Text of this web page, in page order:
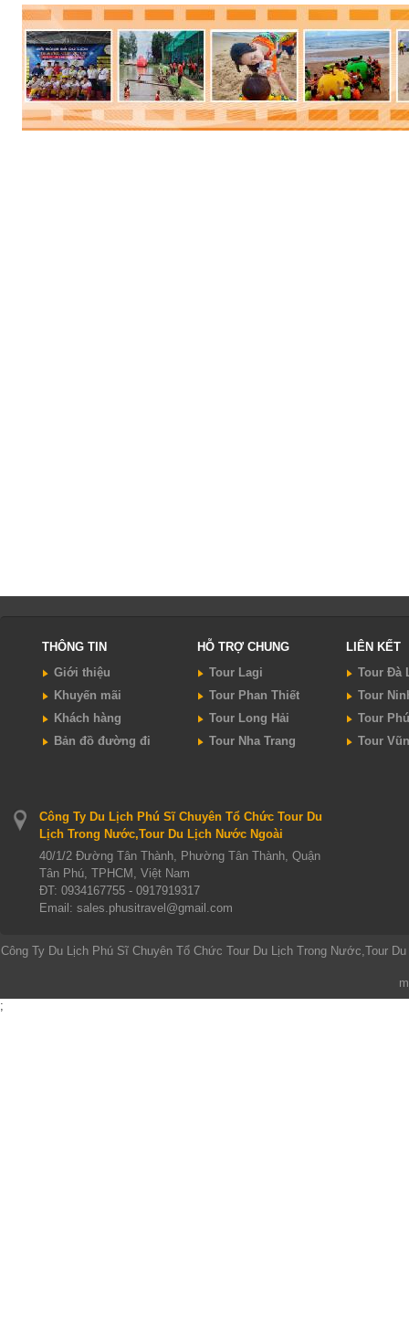
Phương tiện: Ô tô
Khách sạn: 5 sao
Khởi hành: Sài Gòn
Giá: 4.290.000Vnđ/Khách
ĐẶT TOUR Xem chi tiết
Phương tiện: Ô tô
Khách sạn: 3 sao
Khởi hành: Sài Gòn
Giá: 4.090.000 VNĐ
ĐẶT TOUR Xem chi tiết
THÔNG TIN
Giới thiệu
Khuyến mãi
Khách hàng
Bản đồ đường đi
HỖ TRỢ CHUNG
Tour Lagi
Tour Phan Thiết
Tour Long Hải
Tour Nha Trang
LIÊN KẾT
Tour Đà
Tour
Tour
Tour
Công Ty Du Lịch Phú Sĩ Chuyên Tổ Chức Tour Du
Lịch Trong Nước,Tour Du Lịch Nước Ngoài
40/1/2 Đường Tân Thành, Phường Tân Thành, Quận
Tân Phú, TPHCM, Việt Nam
ĐT: 0934167755 - 0917919317
Email: sales.phusitravel@gmail.com
Công Ty Du Lịch Phú Sĩ Chuyên Tổ Chức Tour Du Lịch Trong Nước,Tour
;